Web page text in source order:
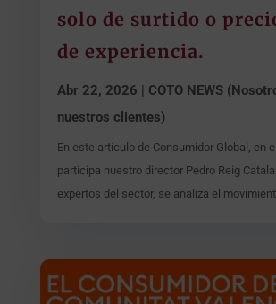
solo de surtido o
de experiencia.
Abr 22, 2026 | COTO NEWS
nuestros clientes)
En este artículo de Consumidor Global, en
participa nuestro director Pedro Reig
expertos del sector, se analiza el